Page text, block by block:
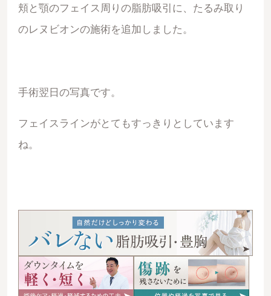
頬と顎のフェイス周りの脂肪吸引に、たるみ取り
のレヌビオンの施術を追加しました。
手術翌日の写真です。
フェイスラインがとてもすっきりとしています
ね。